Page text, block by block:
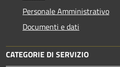
Personale Amministrativo
Documenti e dati
CATEGORIE DI SERVIZIO